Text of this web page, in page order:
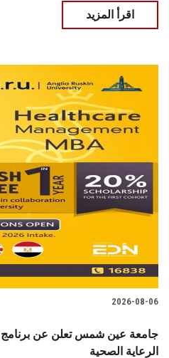
اقرأ المزيد
2026-08-06
جامعة عين شمس تعلن عن برنامج
الرعاية الصحية